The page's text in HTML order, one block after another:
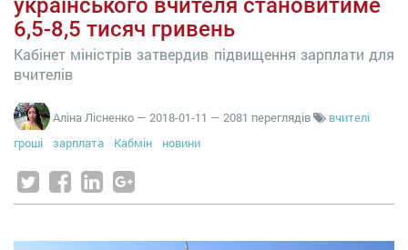
українського вчителя становитиме
6,5-8,5 тисяч гривень
Кабінет міністрів затвердив підвищення зарплати для
вчителів
Аліна Лісненко — 2018-01-11 — 2081 переглядів
вчителі
гроші
зарплата Кабмін новини